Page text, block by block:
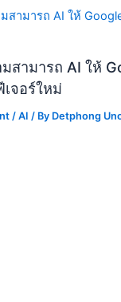
มสามารถ AI ให้
จอร์ใหม่
/AI / By Detphong